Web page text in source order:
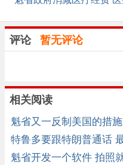
评论 暂无评论
相关阅读
魁省又一反制美国的措施
特鲁多要跟特朗普通话
魁省开发一个软件 拍照